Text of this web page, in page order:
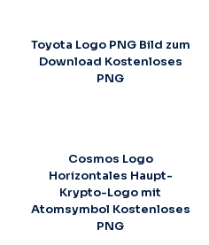
Toyota Logo PNG Bild zum
Download Kostenloses
PNG
Cosmos Logo
Horizontales Haupt-
Krypto-Logo mit
Atomsymbol Kostenloses
PNG